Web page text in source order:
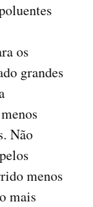
os
grandes
Não
menos
mais